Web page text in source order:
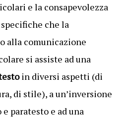
e la consapevolezza
che la
alla comunicazione
si assiste ad una
in diversi aspetti (di
di stile), a un’inversione
paratesto e ad una